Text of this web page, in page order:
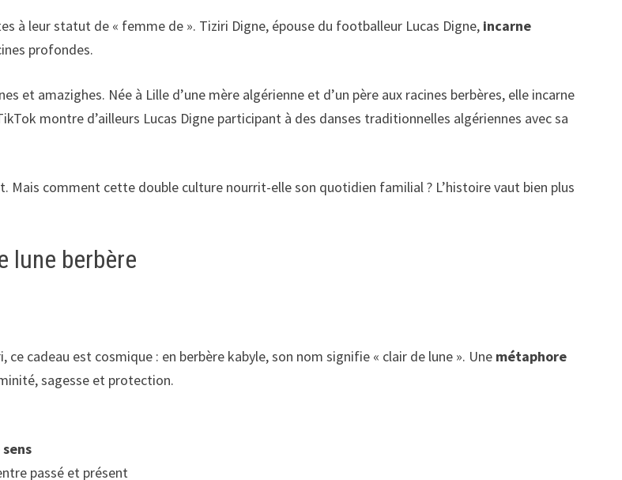
à leur statut de « femme de ». Tiziri Digne, épouse du footballeur Lucas Digne, incarne
profondes.
et amazighes. Née à Lille d’une mère algérienne et d’un père aux racines berbères, elle incarne
montre d’ailleurs Lucas Digne participant à des danses traditionnelles algériennes avec sa
Mais comment cette double culture nourrit-elle son quotidien familial ? L’histoire vaut bien plus
lune berbère
cadeau est cosmique : en berbère kabyle, son nom signifie « clair de lune ». Une métaphore
sagesse et protection.
passé et présent